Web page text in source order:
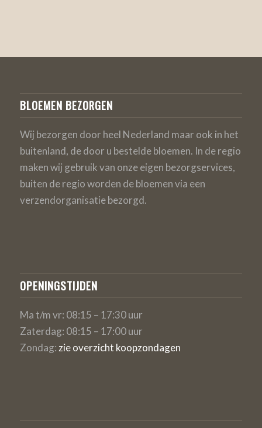
BLOEMEN BEZORGEN
Wij bezorgen door heel Nederland maar ook in het
buitenland, de door u bestelde bloemen. In de regio
maken wij gebruik van onze eigen bezorgservices,
buiten de regio worden de bloemen via een
verzendorganisatie bezorgd.
OPENINGSTIJDEN
Ma t/m vr: 08:15 – 17:30 uur
Zaterdag: 08:15 – 17:00 uur
Zondag: zie overzicht koopzondagen